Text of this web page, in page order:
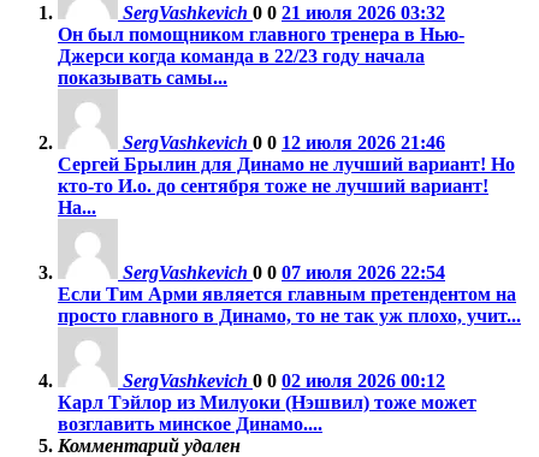
SergVashkevich 0 0 21 июля 2026 03:32
Он был помощником главного тренера в Нью-
Джерси когда команда в 22/23 году начала
показывать самы...
SergVashkevich 0 0 12 июля 2026 21:46
Сергей Брылин для Динамо не лучший вариант! Но
кто-то И.о. до сентября тоже не лучший вариант!
На...
SergVashkevich 0 0 07 июля 2026 22:54
Если Тим Арми является главным претендентом на
просто главного в Динамо, то не так уж плохо, учит...
SergVashkevich 0 0 02 июля 2026 00:12
Карл Тэйлор из Милуоки (Нэшвил) тоже может
возглавить минское Динамо....
Комментарий удален